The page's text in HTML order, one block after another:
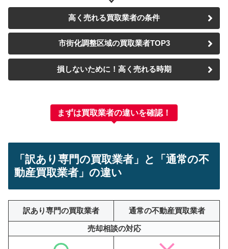
高く売れる買取業者の条件
市街化調整区域の買取業者TOP3
損しないために！高く売れる時期
まずは買取業者の違いを確認！
「訳あり専門の買取業者」と「通常の不
動産買取業者」の違い
訳あり専門の買取業者 通常の不動産買取業者
売却相談の対応